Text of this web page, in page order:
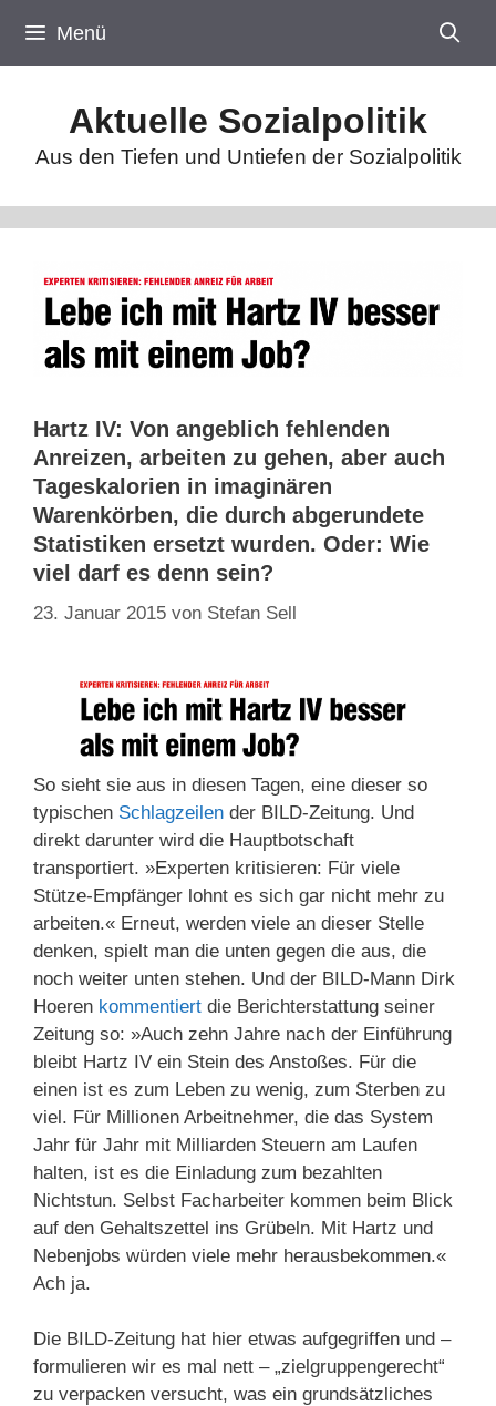
Inhalt
springen
Menü
Aktuelle Sozialpolitik
Aus den Tiefen und Untiefen der Sozialpolitik
Hartz IV: Von angeblich fehlenden
Anreizen, arbeiten zu gehen, aber auch
Tageskalorien in imaginären
Warenkörben, die durch abgerundete
Statistiken ersetzt wurden. Oder: Wie
viel darf es denn sein?
23. Januar 2015 von Stefan Sell
So sieht sie aus in diesen Tagen, eine dieser so
typischen Schlagzeilen der BILD-Zeitung. Und
direkt darunter wird die Hauptbotschaft
transportiert. »Experten kritisieren: Für viele
Stütze-Empfänger lohnt es sich gar nicht mehr zu
arbeiten.« Erneut, werden viele an dieser Stelle
denken, spielt man die unten gegen die aus, die
noch weiter unten stehen. Und der BILD-Mann Dirk
Hoeren kommentiert die Berichterstattung seiner
Zeitung so: »Auch zehn Jahre nach der Einführung
bleibt Hartz IV ein Stein des Anstoßes. Für die
einen ist es zum Leben zu wenig, zum Sterben zu
viel. Für Millionen Arbeitnehmer, die das System
Jahr für Jahr mit Milliarden Steuern am Laufen
halten, ist es die Einladung zum bezahlten
Nichtstun. Selbst Facharbeiter kommen beim Blick
auf den Gehaltszettel ins Grübeln. Mit Hartz und
Nebenjobs würden viele mehr herausbekommen.«
Ach ja.
Die BILD-Zeitung hat hier etwas aufgegriffen und –
formulieren wir es mal nett – „zielgruppengerecht“
zu verpacken versucht, was ein grundsätzliches